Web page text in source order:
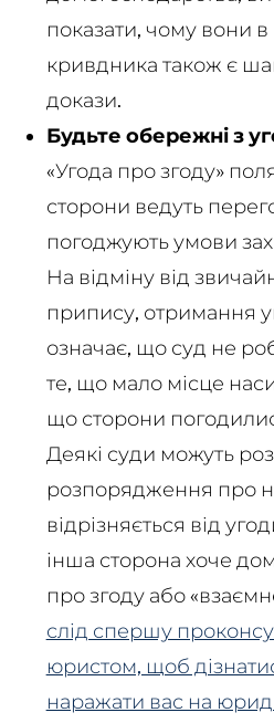
показати, чому вони
кривдника також є
докази.
Будьте обережні з
«Угода про згоду»
сторони ведуть
погоджують умови
На відміну від
припису, отримання
означає, що суд не
те, що мало місце
що сторони
Деякі суди можуть
розпорядження про
відрізняється від
інша сторона хоче
про згоду або
слід спершу
юристом, щоб
наражати вас на